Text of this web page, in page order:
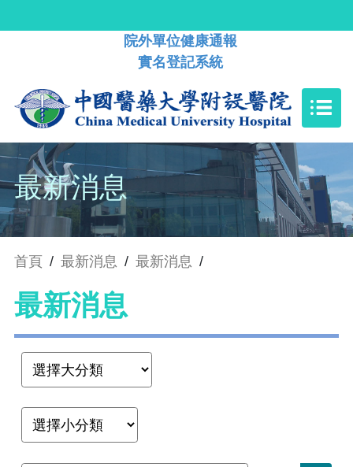
院外單位健康通報
實名登記系統
最新消息
首頁 / 最新消息 / 最新消息 /
最新消息